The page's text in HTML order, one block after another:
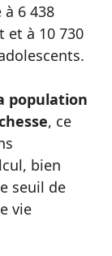
6 438
et à 10 730
population
, ce
bien
seuil de
vie